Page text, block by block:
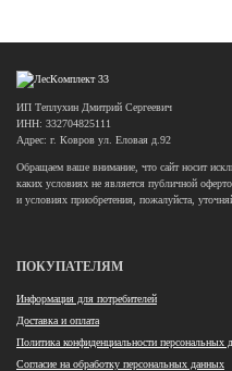
ИП Теплухин Дмитрий Сергеевич
ИНН: 332704825111
Адрес: г. Ковров ул. Еловая д.92
Обращаем ваше внимание, что сайт носит
каких условиях не является публичной
и условиях приобретения, пожалуйста,
ПОКУПАТЕЛЯМ
Информация для потребителей
Доставка и оплата
Политика конфиденциальности персональных
Согласие на обработку персональных данных